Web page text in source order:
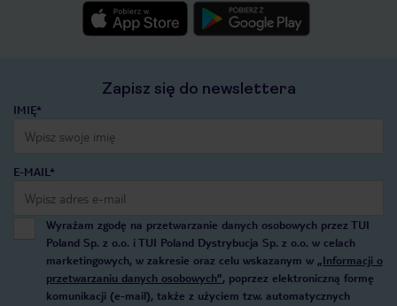
Zapisz się do newslettera
IMIĘ*
E-MAIL*
Wyrażam zgodę na przetwarzanie danych osobowych przez TUI
Poland Sp. z o.o. i TUI Poland Dystrybucja Sp. z o.o. w celach
marketingowych, w zakresie oraz celu wskazanym w „Informacji o
przetwarzaniu danych osobowych”, poprzez elektroniczną formę
komunikacji (e-mail), także z użyciem tzw. automatycznych